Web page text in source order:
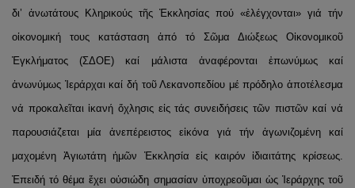
δι’ ἀνωτάτους Κληρικούς τῆς Ἐκκλησίας πού «ἐλέγχονται» γιά τήν
οἰκονομική τους κατάσταση ἀπό τό Σῶμα Διώξεως Οἰκονομικοῦ
Ἐγκλήματος (ΣΔΟΕ) καί μάλιστα ἀναφέρονται ἐπωνύμως καί
ἀνωνύμως Ἱεράρχαι καί δή τοῦ Λεκανοπεδίου μέ πρόδηλο ἀποτέλεσμα
νά προκαλεῖται ἱκανή ὄχλησις εἰς τάς συνειδήσεις τῶν πιστῶν καί νά
παρουσιάζεται μία ἀνεπέρειστος εἰκόνα γιά τήν ἀγωνιζομένη καί
μαχομένη Ἁγιωτάτη ἡμῶν Ἐκκλησία εἰς καιρόν ἰδιαιτάτης κρίσεως.
Ἐπειδή τό θέμα ἔχει οὐσιώδη σημασίαν ὑποχρεοῦμαι ὡς Ἱεράρχης τοῦ